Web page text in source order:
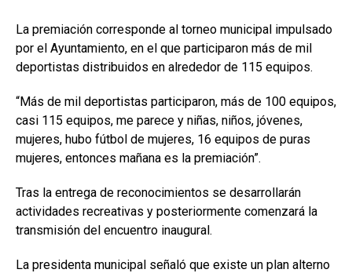
La premiación corresponde al torneo municipal impulsado
por el Ayuntamiento, en el que participaron más de mil
deportistas distribuidos en alrededor de 115 equipos.
“Más de mil deportistas participaron, más de 100 equipos,
casi 115 equipos, me parece y niñas, niños, jóvenes,
mujeres, hubo fútbol de mujeres, 16 equipos de puras
mujeres, entonces mañana es la premiación”.
Tras la entrega de reconocimientos se desarrollarán
actividades recreativas y posteriormente comenzará la
transmisión del encuentro inaugural.
La presidenta municipal señaló que existe un plan alterno